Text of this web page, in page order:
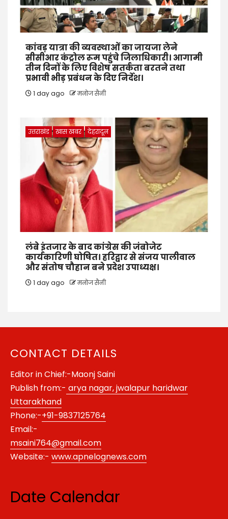
कांवड़ यात्रा की व्यवस्थाओं का जायजा लेने
सीसीआर कंट्रोल रूम पहुंचे जिलाधिकारी। आगामी
तीन दिनों के लिए विशेष सतर्कता बरतने तथा
प्रभावी भीड़ प्रबंधन के दिए निर्देश।
1 day ago मनोज सैनी
उत्तराखंड खास खबर देहरादून
लंबे इंतजार के बाद कांग्रेस की जंबोजेट
कार्यकारिणी घोषित। हरिद्वार से संजय पालीवाल
और संतोष चौहान बने प्रदेश उपाध्यक्ष।
1 day ago मनोज सैनी
CONTACT DETAILS
Editor in Chief:-Maonj Saini
Publish from:- arya nagar, jwalapur haridwar
Uttarakhand
Phone:-+91-9837125764
Email:-
msaini764@gmail.com
Website:- www.apnelognews.com
Date Calendar